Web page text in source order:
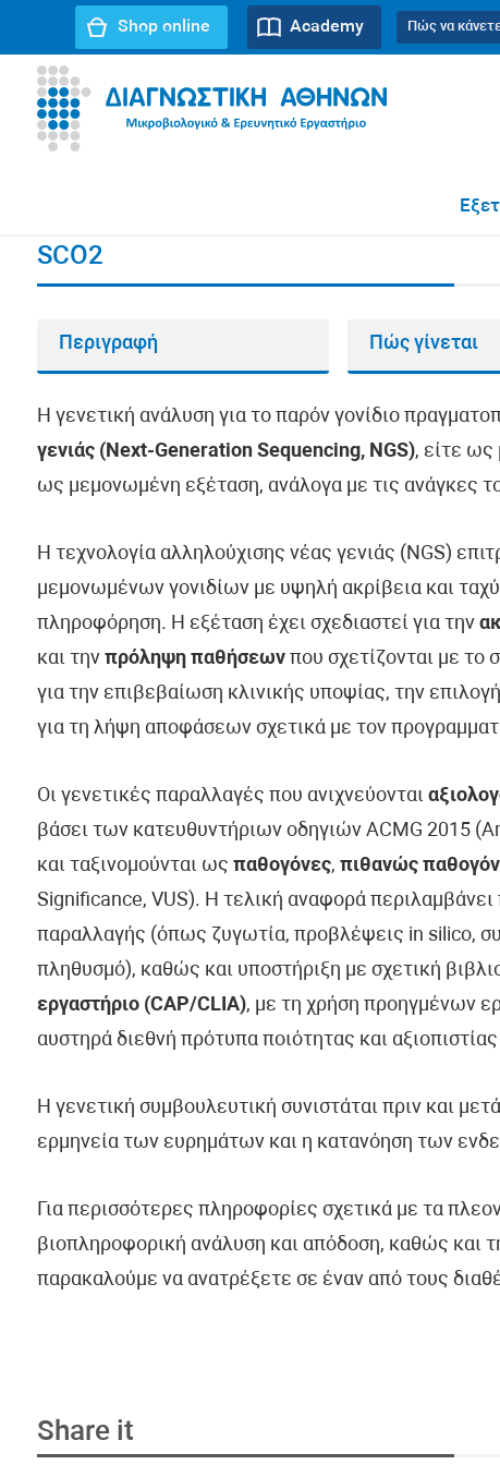
Πώς να
Academy
Shop online
SCO2
Περιγραφή Πώς γίνεται
Η γενετική ανάλυση για το παρόν γονίδιο
γενιάς (Next-Generation Sequencing, NGS), είτε ως
ως μεμονωμένη εξέταση, ανάλογα με τις ανάγκες
Η τεχνολογία αλληλούχισης νέας γενιάς (NGS)
μεμονωμένων γονιδίων με υψηλή ακρίβεια και
πληροφόρηση. Η εξέταση έχει σχεδιαστεί για την
και την πρόληψη παθήσεωνπου σχετίζονται με το
για την επιβεβαίωση κλινικής υποψίας, την
για τη λήψη αποφάσεων σχετικά με τον
Οι γενετικές παραλλαγές που ανιχνεύονται
βάσει των κατευθυντήριων οδηγιών ACMG 2015
και ταξινομούνται ως παθογόνες, πιθανώς
Significance, VUS). Η τελική αναφορά
παραλλαγής (όπως ζυγωτία, προβλέψεις in silico,
πληθυσμό), καθώς και υποστήριξη με σχετική
εργαστήριο (CAP/CLIA), με τη χρήση προηγμένων
αυστηρά διεθνή πρότυπα ποιότητας και
Η γενετική συμβουλευτική συνιστάται πριν και
ερμηνεία των ευρημάτων και η κατανόηση των
Για περισσότερες πληροφορίες σχετικά με τα
βιοπληροφορική ανάλυση και απόδοση, καθώς και
παρακαλούμε να ανατρέξετε σε έναν από τους
Share it